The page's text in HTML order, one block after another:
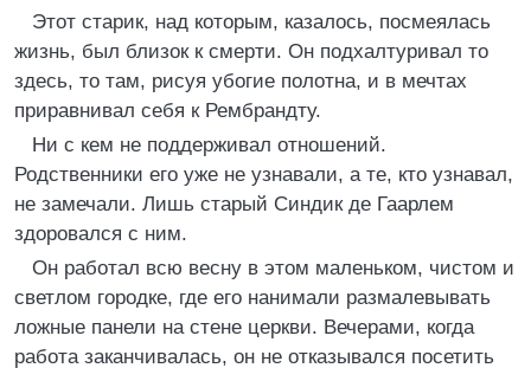
Этот старик, над которым, казалось, посмеялась
жизнь, был близок к смерти. Он подхалтуривал то
здесь, то там, рисуя убогие полотна, и в мечтах
приравнивал себя к Рембрандту.
Ни с кем не поддерживал отношений.
Родственники его уже не узнавали, а те, кто узнавал,
не замечали. Лишь старый Синдик де Гаарлем
здоровался с ним.
Он работал всю весну в этом маленьком, чистом и
светлом городке, где его нанимали размалевывать
ложные панели на стене церкви. Вечерами, когда
работа заканчивалась, он не отказывался посетить